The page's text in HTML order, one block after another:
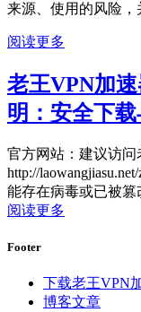
来源、使用的风险，
阅读更多
老王VPN加
明：安全下
官方网站：建议访问
http://
能存在病毒或已被篡
阅读更多
Footer
下载老王VPN
博客文章